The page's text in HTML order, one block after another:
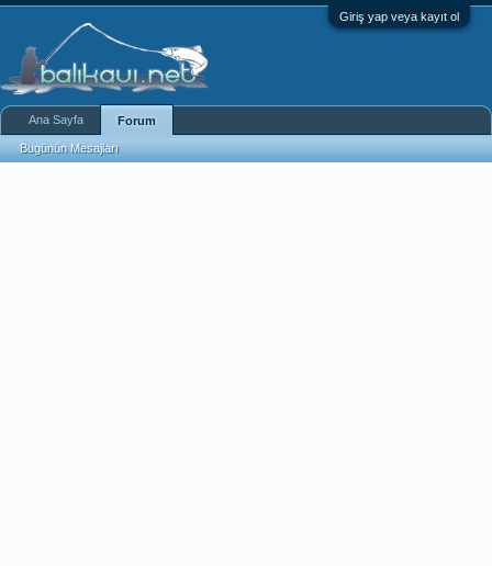
Giriş yap veya kayıt ol
Ana Sayfa Forum
Bugünün Mesajları